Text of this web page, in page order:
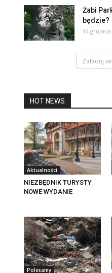
Żabi
będzie?
14 grudnia
Załaduj
HOT NEWS
Aktualności
NIEZBĘDNIK TURYSTY
NOWE WYDANIE
Polecamy